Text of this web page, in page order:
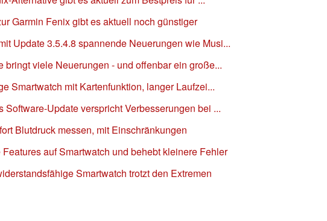
Garmin Fenix gibt es aktuell noch günstiger
Update 3.5.4.8 spannende Neuerungen wie Musi...
bringt viele Neuerungen - und offenbar ein große...
Smartwatch mit Kartenfunktion, langer Laufzei...
Software-Update verspricht Verbesserungen bei ...
Blutdruck messen, mit Einschränkungen
auf Smartwatch und behebt kleinere Fehler
Smartwatch trotzt den Extremen